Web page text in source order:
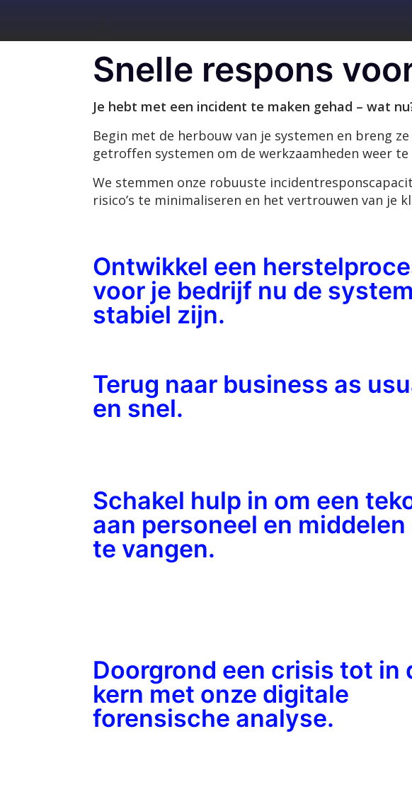
Snelle respons
Je hebt met een incident te maken gehad – wat
Begin met de herbouw van je systemen en breng
getroffen systemen om de werkzaamheden weer
We stemmen onze robuuste
risico’s te minimaliseren en het vertrouwen van je
Ontwikkel een
voor je bedrijf nu de
stabiel zijn.
Terug naar business as
en snel.
Schakel hulp in om een
aan personeel en middelen
te vangen.
Doorgrond een crisis tot in
kern met onze digitale
forensische analyse.